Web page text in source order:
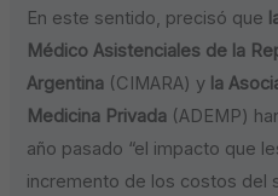
En este sentido, precisó que
Médico Asistenciales de la
Argentina (CIMARA) y la
Medicina Privada (ADEMP)
año pasado “el impacto que
incremento de los costos del